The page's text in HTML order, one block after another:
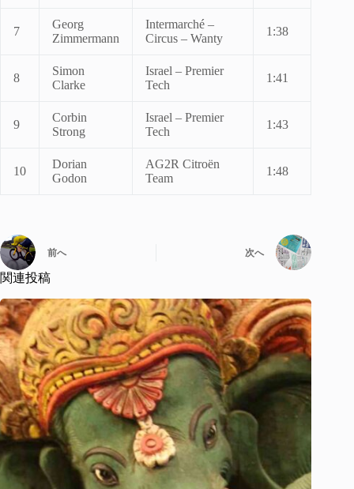
7
Georg
Zimmermann
Intermarché –
Circus – Wanty
1:38
8
Simon
Clarke
Israel – Premier
Tech
1:41
9
Corbin
Strong
Israel – Premier
Tech
1:43
10
Dorian
Godon
AG2R Citroën
Team
1:48
前へ 次へ
関連投稿